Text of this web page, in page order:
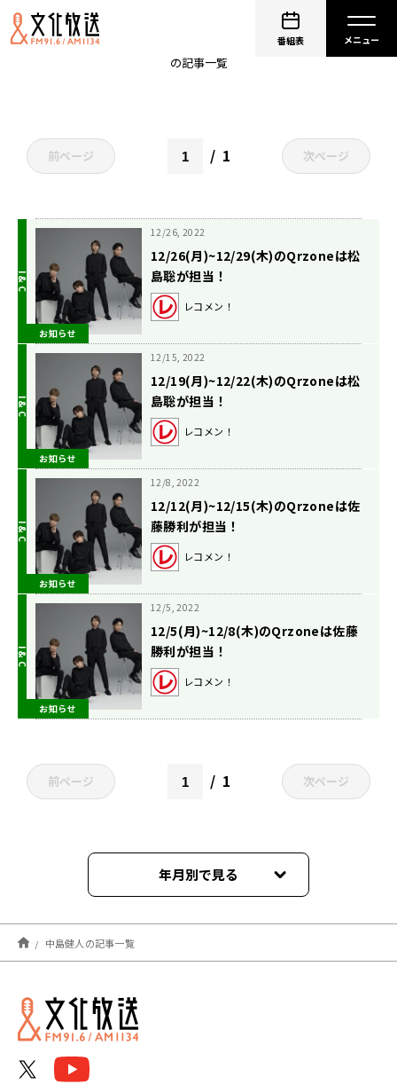
番組表
の記事一覧
前ページ 1 次ページ
お知らせ
12/26, 2022
12/26(月)~12/29(木)のQrzoneは松
島聡が担当！
レコメン！
お知らせ
12/15, 2022
12/19(月)~12/22(木)のQrzoneは松
島聡が担当！
レコメン！
お知らせ
12/8, 2022
12/12(月)~12/15(木)のQrzoneは佐
藤勝利が担当！
レコメン！
お知らせ
12/5, 2022
12/5(月)~12/8(木)のQrzoneは佐藤
勝利が担当！
レコメン！
前ページ 1 次ページ
年月別で見る
2026年06月
2026年04月
2025年05月
中島健人の記事一覧